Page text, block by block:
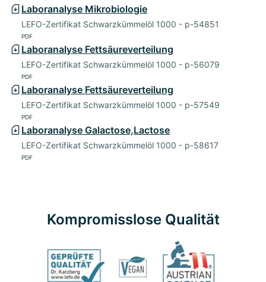
Laboranalyse Mikrobiologie
LEFO-Zertifikat Schwarzkümmelöl 1000 - p-54851
PDF
Laboranalyse Fettsäureverteilung
LEFO-Zertifikat Schwarzkümmelöl 1000 - p-56079
PDF
Laboranalyse Fettsäureverteilung
LEFO-Zertifikat Schwarzkümmelöl 1000 - p-57549
PDF
Laboranalyse Galactose,Lactose
LEFO-Zertifikat Schwarzkümmelöl 1000 - p-58617
PDF
Kompromisslose Qualität